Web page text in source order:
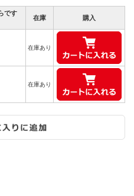
です
在庫 購入
在庫あり
在庫あり